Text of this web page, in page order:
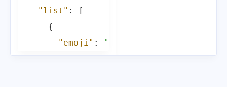
"list" :
[
{
"emoji" : "